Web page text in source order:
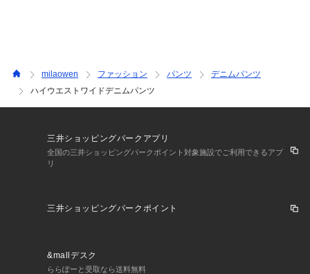
milaowen ファッション パンツ
デニムパンツ
ハイウエストワイドデニムパンツ
三井ショッピングパークアプリ
全国の三井ショッピングパークポイント対象施設でご利用できるアプ
リ
三井ショッピングパークポイント
&mallデスク
ららぽーと受取なら送料無料